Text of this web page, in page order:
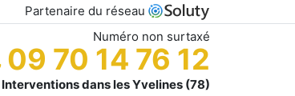
Partenaire du réseau
Numéro non surtaxé
09 70 14 76 12
Interventions dans les Yvelines (78)